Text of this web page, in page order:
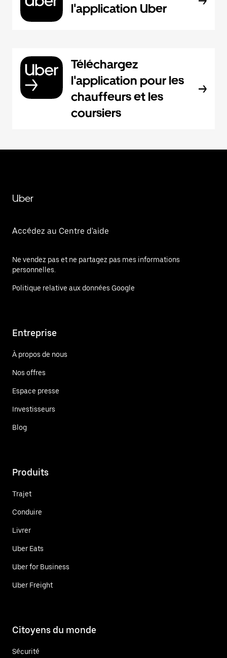
l'application Uber
Téléchargez
l'application pour les
chauffeurs et les
coursiers
Uber
Accédez au Centre d'aide
Ne vendez pas et ne partagez pas mes informations
personnelles.
Politique relative aux données Google
Entreprise
À propos de nous
Nos offres
Espace presse
Investisseurs
Blog
Produits
Trajet
Conduire
Livrer
Uber Eats
Uber for Business
Uber Freight
Citoyens du monde
Sécurité